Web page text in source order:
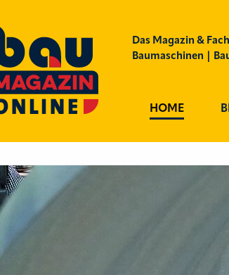
Das Magazin &
Baumaschinen |
HOME